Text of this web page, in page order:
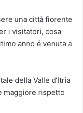
una città fiorente
i visitatori, cosa
anno é venuta a
della Valle d’Itria
maggiore rispetto